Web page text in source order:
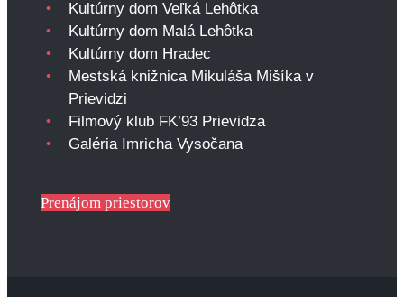
Kultúrny dom Veľká Lehôtka
Kultúrny dom Malá Lehôtka
Kultúrny dom Hradec
Mestská knižnica Mikuláša Mišíka v
Prievidzi
Filmový klub FK’93 Prievidza
Galéria Imricha Vysočana
Prenájom priestorov